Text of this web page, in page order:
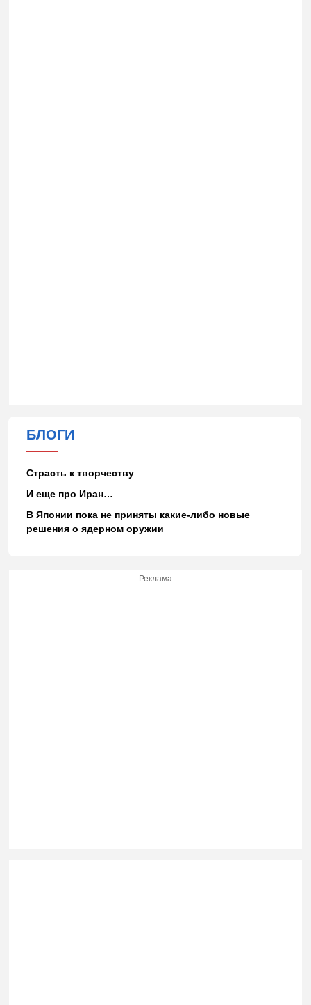
БЛОГИ
Страсть к творчеству
И еще про Иран…
В Японии пока не приняты какие-либо новые
решения о ядерном оружии
Реклама